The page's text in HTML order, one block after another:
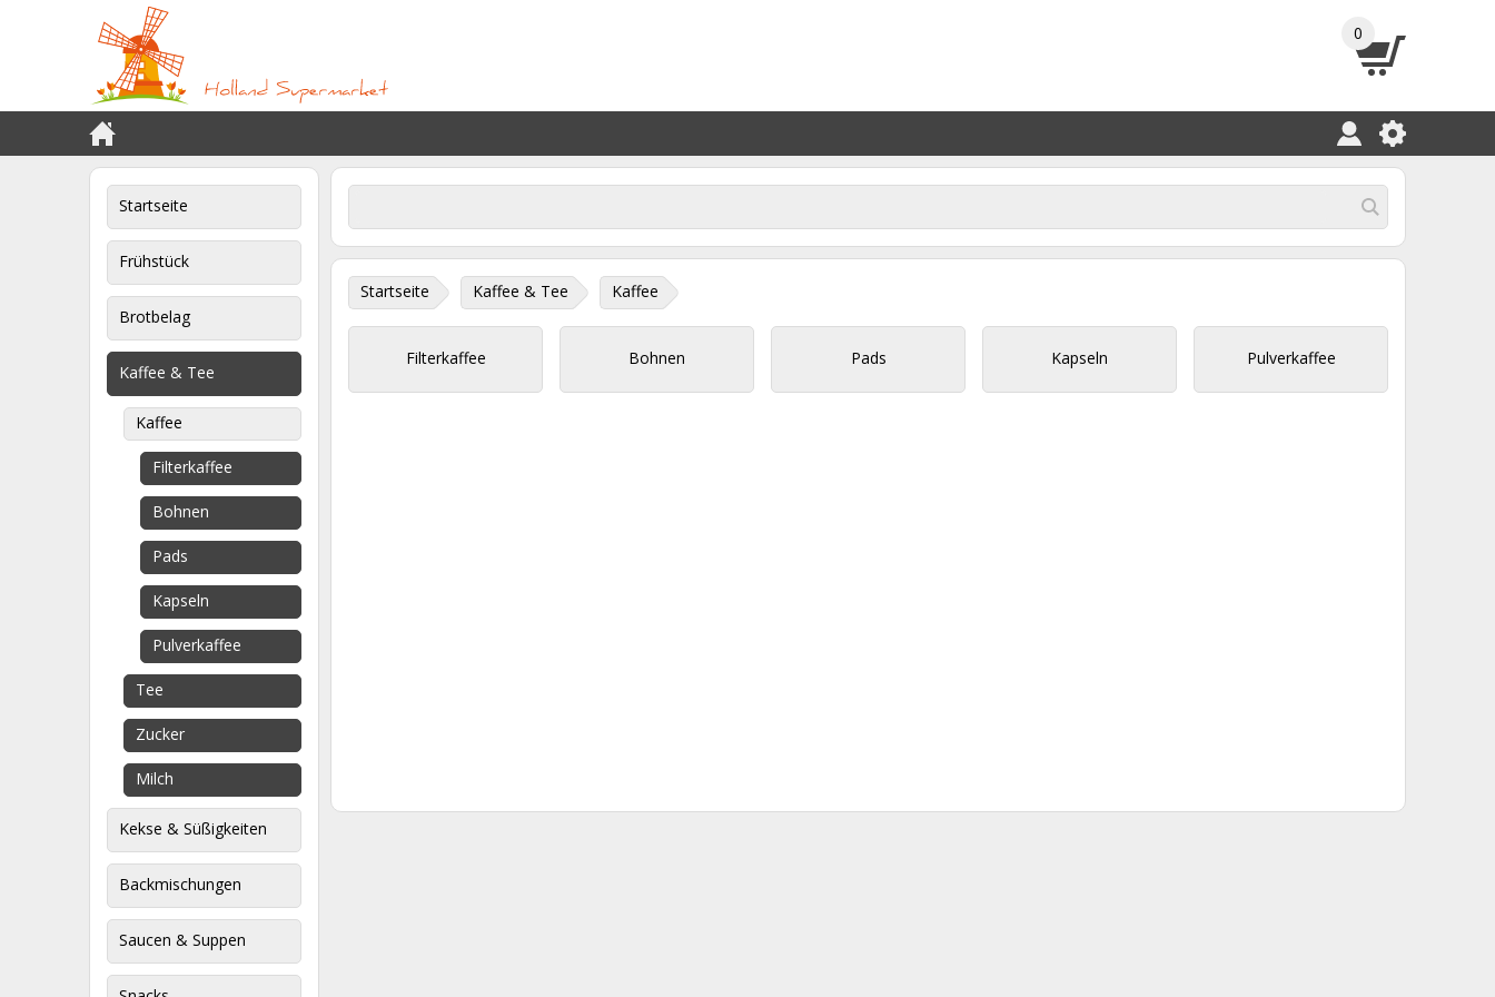
0
Startseite
Frühstück
Brotbelag
Kaffee & Tee
Kaffee
Filterkaffee
Bohnen
Pads
Kapseln
Pulverkaffee
Tee
Zucker
Milch
Kekse & Süßigkeiten
Backmischungen
Saucen & Suppen
Startseite Kaffee & Tee Kaffee
Filterkaffee Bohnen Pads Kapseln Pulverkaffee